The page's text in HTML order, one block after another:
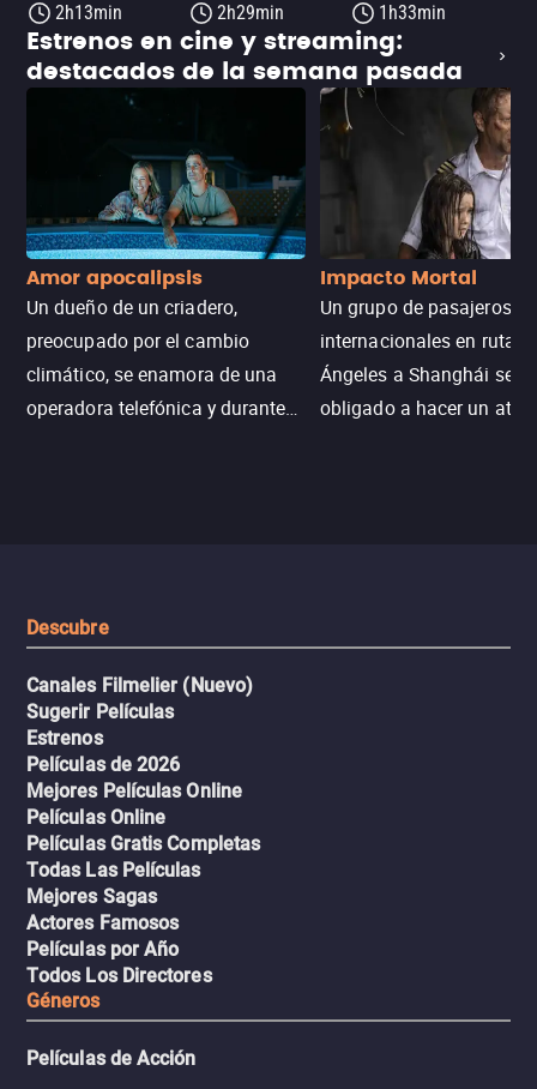
2h13min
2h29min
1h33min
Estrenos en cine y streaming:
destacados de la semana pasada
Amor apocalipsis
Un dueño de un criadero,
preocupado por el cambio
climático, se enamora de una
operadora telefónica y durante
Impacto Mortal
Un grupo de pasajeros
internacionales en ruta
Ángeles a Shanghái se ve
obligado a hacer un
Descubre
Canales Filmelier (Nuevo)
Sugerir Películas
Estrenos
Películas de 2026
Mejores Películas Online
Películas Online
Películas Gratis Completas
Todas Las Películas
Mejores Sagas
Actores Famosos
Películas por Año
Todos Los Directores
Géneros
Películas de Acción